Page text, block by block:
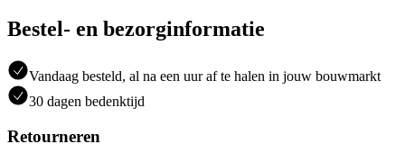
Bestel- en bezorginformatie
Vandaag besteld, al na een uur af te halen in jouw bouwmarkt
30 dagen bedenktijd
Retourneren